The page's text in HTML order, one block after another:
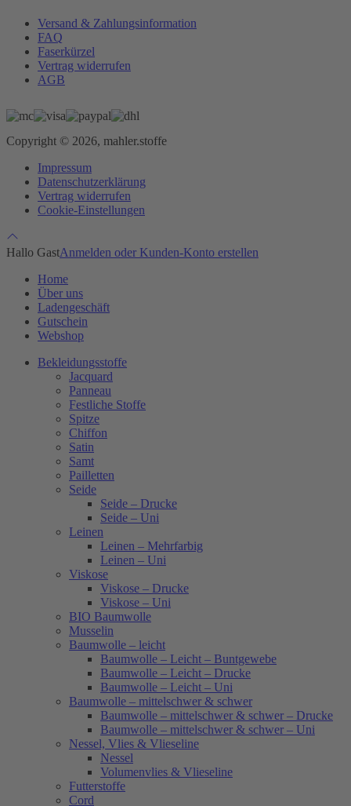
Versand & Zahlungsinformation
FAQ
Faserkürzel
Vertrag widerrufen
AGB
Copyright © 2026, mahler.stoffe
Impressum
Datenschutzerklärung
Vertrag widerrufen
Cookie-Einstellungen
Hallo GastAnmelden oder Kunden-Konto erstellen
Home
Über uns
Ladengeschäft
Gutschein
Webshop
Bekleidungsstoffe
Jacquard
Panneau
Festliche Stoffe
Spitze
Chiffon
Satin
Samt
Pailletten
Seide
Seide – Drucke
Seide – Uni
Leinen
Leinen – Mehrfarbig
Leinen – Uni
Viskose
Viskose – Drucke
Viskose – Uni
BIO Baumwolle
Musselin
Baumwolle – leicht
Baumwolle – Leicht – Buntgewebe
Baumwolle – Leicht – Drucke
Baumwolle – Leicht – Uni
Baumwolle – mittelschwer & schwer
Baumwolle – mittelschwer & schwer – Drucke
Baumwolle – mittelschwer & schwer – Uni
Nessel, Vlies & Vlieseline
Nessel
Volumenvlies & Vlieseline
Futterstoffe
Cord